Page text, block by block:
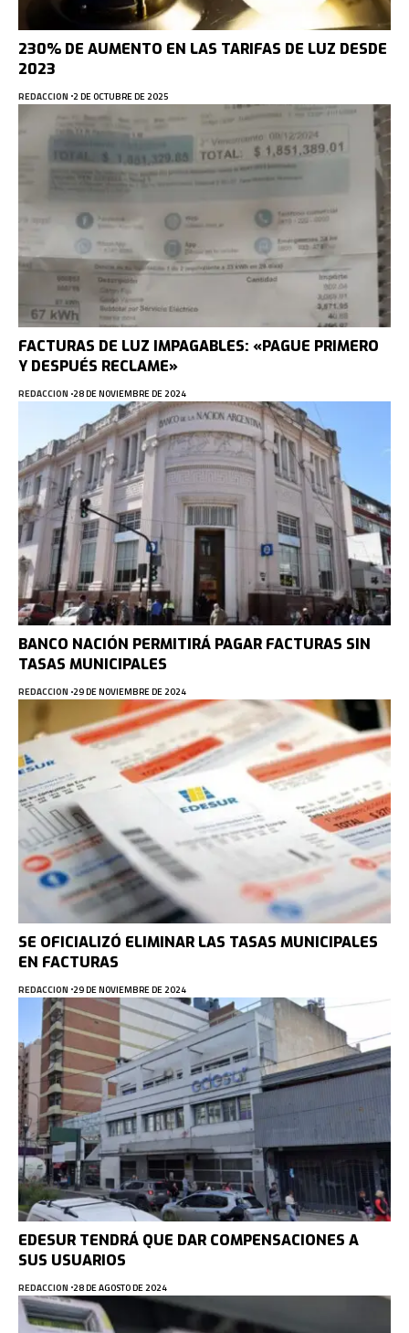
230% DE AUMENTO EN LAS TARIFAS DE LUZ DESDE
2023
REDACCION 2 DE OCTUBRE DE 2025
FACTURAS DE LUZ IMPAGABLES: «PAGUE PRIMERO
Y DESPUÉS RECLAME»
REDACCION 28 DE NOVIEMBRE DE 2024
BANCO NACIÓN PERMITIRÁ PAGAR FACTURAS SIN
TASAS MUNICIPALES
REDACCION 29 DE NOVIEMBRE DE 2024
SE OFICIALIZÓ ELIMINAR LAS TASAS MUNICIPALES
EN FACTURAS
REDACCION 29 DE NOVIEMBRE DE 2024
EDESUR TENDRÁ QUE DAR COMPENSACIONES A
SUS USUARIOS
REDACCION 28 DE AGOSTO DE 2024